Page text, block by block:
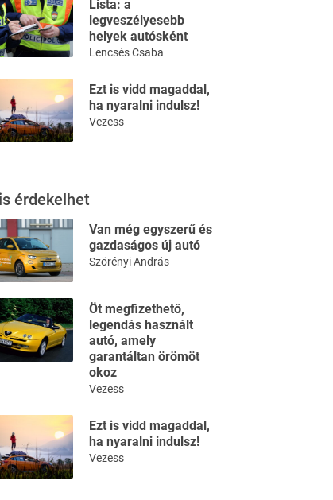
Lista: a
legveszélyesebb
helyek autósként
Lencsés Csaba
Ezt is vidd magaddal,
ha nyaralni indulsz!
Vezess
érdekelhet
Van még egyszerű és
gazdaságos új autó
Szörényi András
Öt megfizethető,
legendás használt
autó, amely
garantáltan örömöt
okoz
Vezess
Ezt is vidd magaddal,
ha nyaralni indulsz!
Vezess